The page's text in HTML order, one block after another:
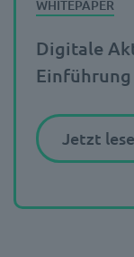
Digitale
Jetzt